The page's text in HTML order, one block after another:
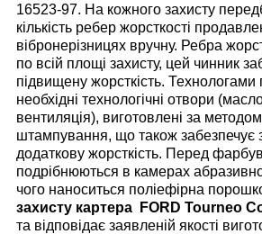
16523-97. На кожного захисту
кількість ребер жорсткості
вібронерізницях вручну. Ребра
по всій площі захисту, цей чинник
підвищену жорсткість. Технологами
необхідні технологічні отвори
вентиляція), виготовлені за
штампування, що також забезпечує
додаткову жорсткість. Перед
подрібнюються в камерах
чого наноситься поліефірна
захисту картера
FORD Tourneo
та відповідає заявленій якості